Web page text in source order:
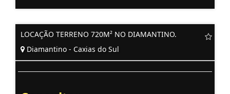
LOCAÇÃO TERRENO 720M² NO DIAMANTINO.
Diamantino - Caxias do Sul